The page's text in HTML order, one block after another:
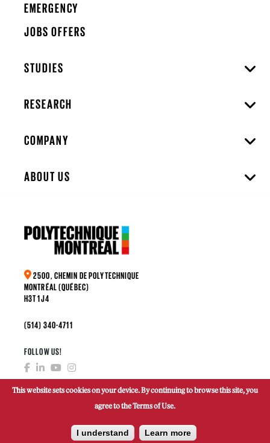
EMERGENCY
JOBS OFFERS
STUDIES
RESEARCH
COMPANY
ABOUT US
2500, CHEMIN DE POLYTECHNIQUE
MONTRÉAL (QUÉBEC)
H3T 1J4
(514) 340-4711
FOLLOW US!
MAKE A DONATION
This website sets cookies on your device. By continuing to browse this site, you
agree to the Terms of Use.
I understand Learn more